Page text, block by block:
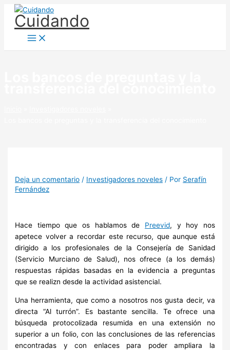
contenido
Cuidando
Deja un comentario / Investigadores noveles / Por Serafín
Fernández
Hace tiempo que os hablamos de Preevid, y hoy nos
apetece volver a recordar este recurso, que aunque está
dirigido a los profesionales de la Consejería de Sanidad
(Servicio Murciano de Salud), nos ofrece (a los demás)
respuestas rápidas basadas en la evidencia a preguntas
que se realizn desde la actividad asistencial.
Una herramienta, que como a nosotros nos gusta decir, va
directa “Al turrón”. Es bastante sencilla. Te ofrece una
búsqueda protocolizada resumida en una extensión no
superior a un folio, con las conclusiones de las referencias
encontradas y con enlaces para poder ampliara la